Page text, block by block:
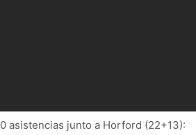
asistencias junto a Horford (22+13):